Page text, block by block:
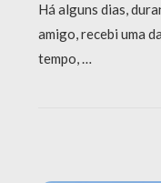
Há alguns dias,
amigo, recebi uma
tempo, …